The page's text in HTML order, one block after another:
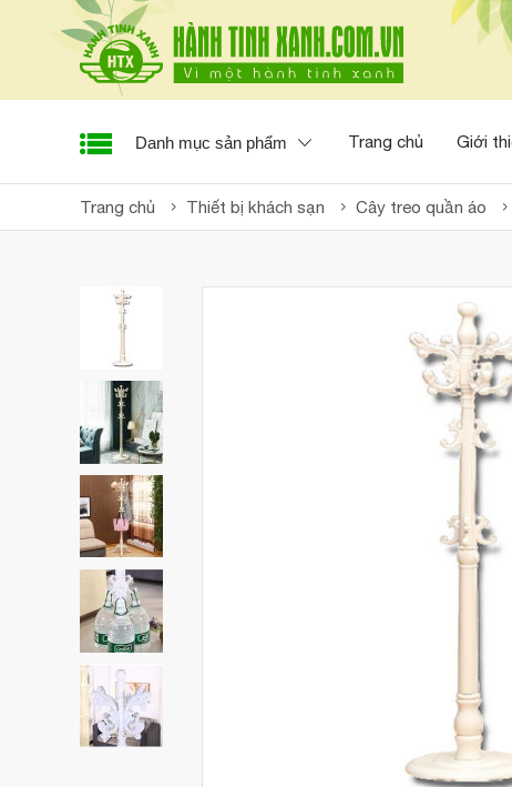
Danh mục sản phẩm Trang chủ Giới
Trang chủ Thiết bị khách sạn Cây treo quần áo